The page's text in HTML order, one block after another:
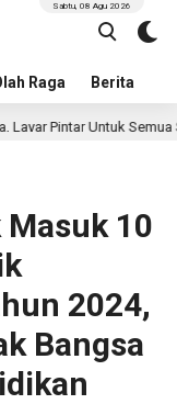
Raga Berita
Sabtu, 08 Agu 2026
Untuk Semua Siswa
10
2024,
Bangsa